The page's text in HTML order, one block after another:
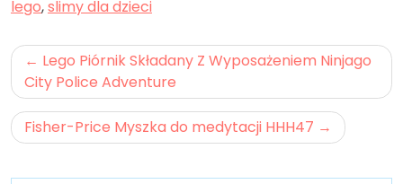
lego,slimy dla dzieci
Nawigacja
wpisu
Lego Piórnik Składany Z Wyposażeniem Ninjago
City Police Adventure
Fisher-Price Myszka do medytacji HHH47